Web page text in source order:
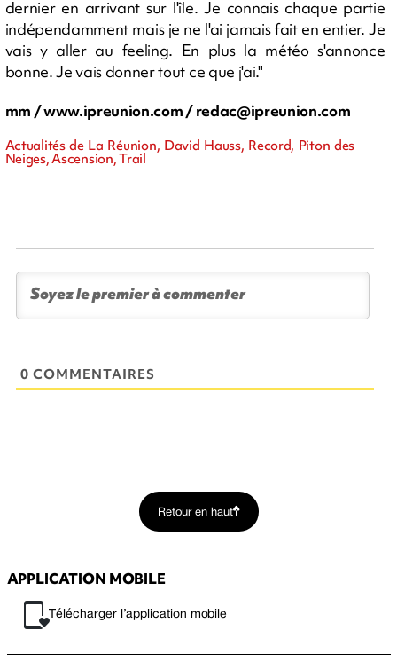
dernier en arrivant sur l'île. Je connais chaque partie
indépendamment mais je ne l'ai jamais fait en entier. Je
vais y aller au feeling. En plus la météo s'annonce
bonne. Je vais donner tout ce que j'ai."
mm / www.ipreunion.com /redac@ipreunion.com
Actualités de La Réunion, David Hauss, Record, Piton des
Neiges, Ascension, Trail
0 COMMENTAIRES
Retour en haut
APPLICATION MOBILE
Télécharger l’application mobile